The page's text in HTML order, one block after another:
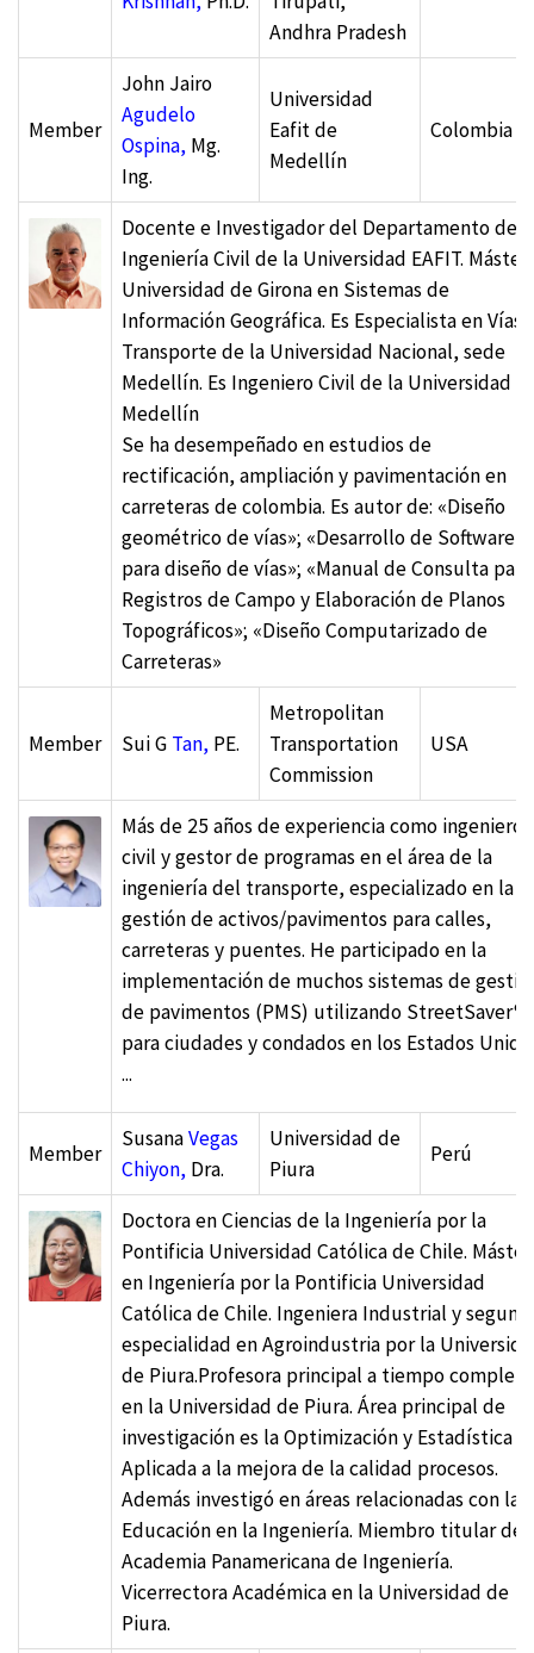
Andhra Pradesh
Member
John Jairo
Agudelo
Ospina, Mg.
Ing.
Universidad
Eafit de
Medellín
Colombia
Docente e Investigador del Departamento de
Ingeniería Civil de la Universidad EAFIT. Máster
Universidad de Girona en Sistemas de
Información Geográfica. Es Especialista en Vías
Transporte de la ​Universidad Nacional, sede
Medellín. Es Ingeniero Civil de la Universidad
Medellín
Se ha desempeñado en estudios de
rectificación, ampliación y pavimentación en
carreteras de colombia. Es autor de: «Diseño
geométrico de vías»; «Desarrollo de Software
para diseño de vías»; «Manual de Consulta para
Registros de Campo y Elaboración de Planos
Topográficos»; «Diseño Computarizado de
Carreteras»​
Member Sui G Tan, PE.
Metropolitan
Transportation
Commission
USA
Más de 25 años de experiencia como ingeniero
civil y gestor de programas en el área de la
ingeniería del transporte, especializado en la
gestión de activos/pavimentos para calles,
carreteras y puentes. He participado en la
implementación de muchos sistemas de
de pavimentos (PMS) utilizando StreetSaver®
para ciudades y condados en los Estados
...
Member
SusanaVegas
Chiyon, Dra.
Universidad de
Piura
Perú
Doctora en Ciencias de la Ingeniería por la
Pontificia Universidad Católica de Chile. Máster
en Ingeniería por la Pontificia Universidad
Católica de Chile. Ingeniera Industrial y
especialidad en Agroindustria por la
de Piura.Profesora principal a tiempo completo
en la Universidad de Piura. Área principal de
investigación es la Optimización y Estadística
Aplicada a la mejora de la calidad procesos.
Además investigó en áreas relacionadas con la
Educación en la Ingeniería. Miembro titular de
Academia Panamericana de Ingeniería.
Vicerrectora Académica en la Universidad de
Piura.